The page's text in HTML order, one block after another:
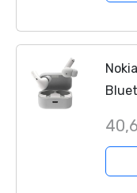
zu